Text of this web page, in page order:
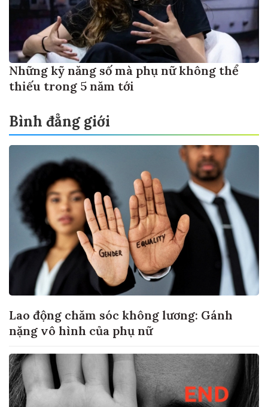
Những kỹ năng số mà phụ nữ không thể
thiếu trong 5 năm tới
Bình đẳng giới
Lao động chăm sóc không lương: Gánh
nặng vô hình của phụ nữ